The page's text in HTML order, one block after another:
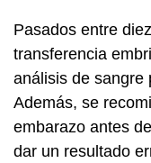
Pasados entre
transferencia
análisis de sangre
Además, se
embarazo antes
dar un resultado